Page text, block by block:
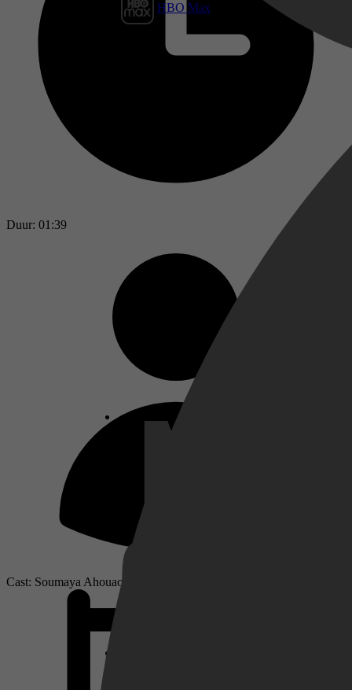
HBO Max
Duur: 01:39
Cast: Soumaya Ahouaoui, Eva Laurenssen, Teun Luijkx